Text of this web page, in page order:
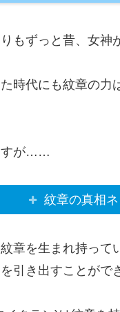
もずっと昔、女
時代にも紋章の
すが……
紋章の真相
章を生まれ持っ
引き出すことがで